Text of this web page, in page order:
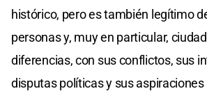
histórico, pero es también legítimo
personas y, muy en particular,
diferencias, con sus conflictos, sus
disputas políticas y sus aspiraciones